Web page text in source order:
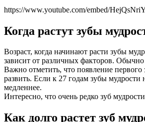
https://www.youtube.com/embed/
Когда растут зубы
Возраст, когда начинают расти зубы
зависит от различных факторов.
Важно отметить, что появление первого
развить. Если к 27 годам зубы мудрости
медленнее.
Интересно, что очень редко зуб
Как долго растет зуб